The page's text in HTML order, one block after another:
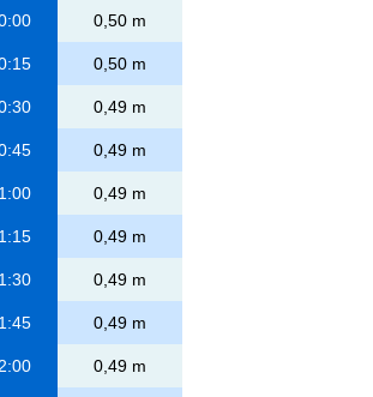
0,50 m
0,50 m
0,49 m
0,49 m
0,49 m
0,49 m
0,49 m
0,49 m
0,49 m